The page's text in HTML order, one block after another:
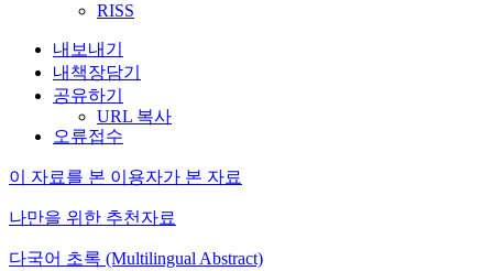
RISS
내보내기
내책장담기
공유하기
URL 복사
오류접수
이 자료를 본 이용자가 본 자료
나만을 위한 추천자료
다국어 초록 (Multilingual Abstract)